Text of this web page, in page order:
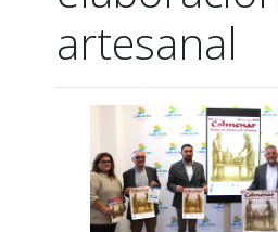
artesanal